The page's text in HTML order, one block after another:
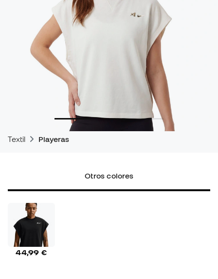
Textil Playeras
Otros colores
44,99 €